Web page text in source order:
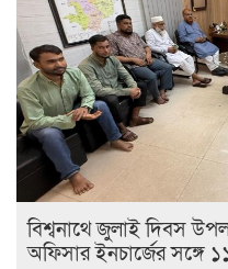
বিশ্বনাথে জুলাই দিবস
অফিসার ইনচার্জের সঙ্গে